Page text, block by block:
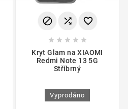
  
    
Kryt Glam na XIAOMI
Redmi Note 13 5G
Stříbrný
Vyprodáno